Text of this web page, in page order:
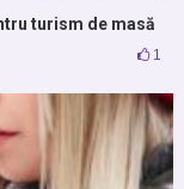
turism de masă
1